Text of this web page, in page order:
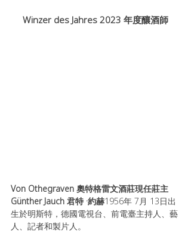
Winzer des Jahres 2023 年度釀酒師
Von Othegraven 奧特格雷文酒莊現任莊主
Günther Jauch 君特 ·約赫1956年 7月 13日出
生於明斯特，德國電視台、前電臺主持人、藝
人、記者和製片人。